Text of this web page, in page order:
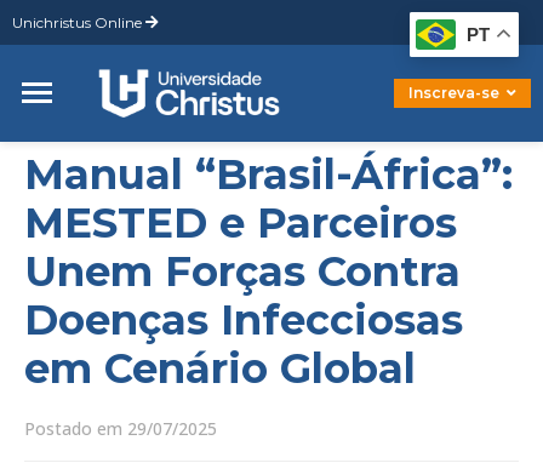
Unichristus Online
Inscreva-se
Graduação
Pós-Graduação
Mestrado
Doutorado
Manual “Brasil-África”:
MESTED e Parceiros
Unem Forças Contra
Doenças Infecciosas
em Cenário Global
Postado em 29/07/2025
PT